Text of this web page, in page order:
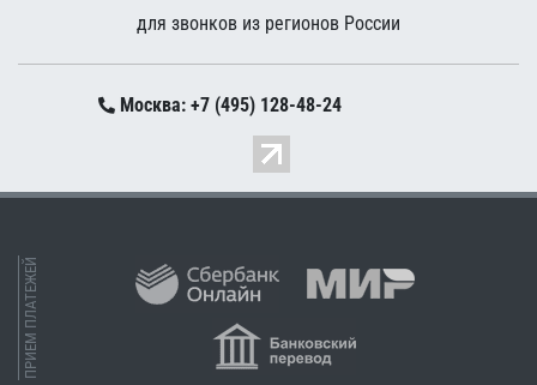
для звонков из регионов России
Москва: +7 (495) 128-48-24
ПРИЕМ ПЛАТЕЖЕЙ